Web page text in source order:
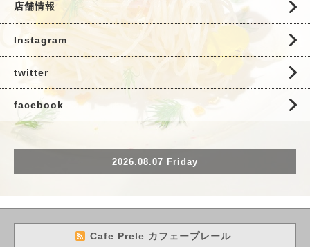
店舗情報
Instagram
twitter
facebook
2026.08.07 Friday
Cafe Prele カフェープレール